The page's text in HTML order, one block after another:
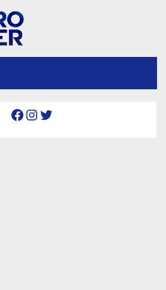
Facebook Instagram Twitter